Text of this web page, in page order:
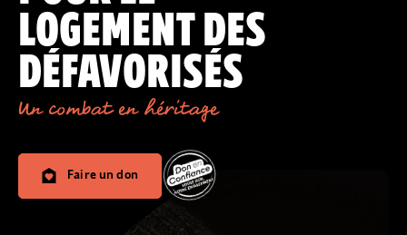
LOGEMENT DES
DÉFAVORISÉS
Un combat en héritage
Faire un don